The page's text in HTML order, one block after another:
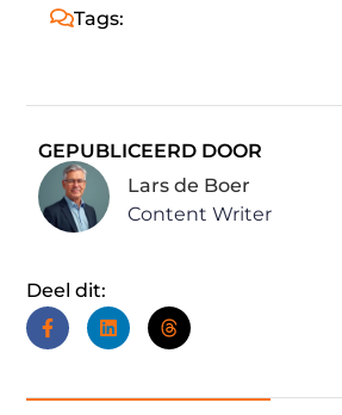
Tags:
GEPUBLICEERD DOOR
Lars de Boer
Content Writer
Deel dit: